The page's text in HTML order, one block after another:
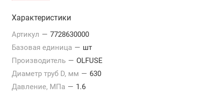
Характеристики
Артикул — 7728630000
Базовая единица — шт
Производитель — OLFUSE
Диаметр труб D, мм — 630
Давление, МПа — 1.6